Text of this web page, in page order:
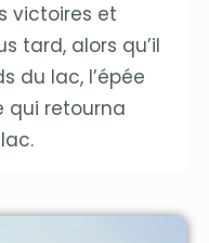
victoires et
tard, alors qu’il
du lac, l’épée
qui retourna